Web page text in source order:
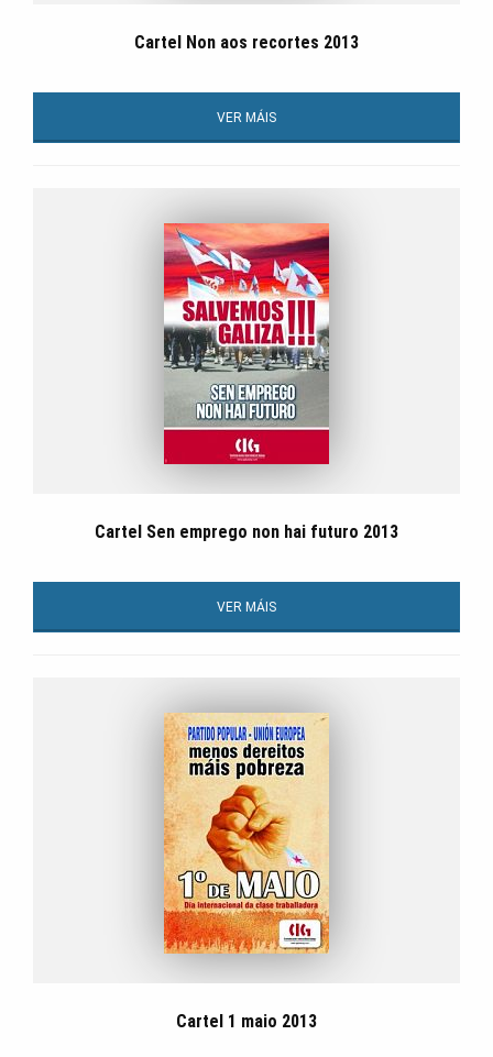
Cartel Non aos recortes 2013
VER MÁIS
Cartel Sen emprego non hai futuro 2013
VER MÁIS
Cartel 1 maio 2013